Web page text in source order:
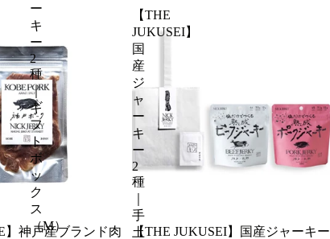
ー
キ
ー
2
種
｜
ギ
フ
ト
ボ
ッ
ク
ス
（M）
】神戸産ブランド肉
【THE
JUKUSEI】
国
産
ジ
ャ
ー
キ
ー
2
種
手
土
【THE JUKUSEI】国産ジャーキー